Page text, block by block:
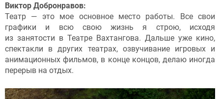
Виктор Добронравов:
Театр — это мое основное место работы. Все свои
графики и всю свою жизнь я строю, исходя
из занятости в Театре Вахтангова. Дальше уже кино,
спектакли в других театрах, озвучивание игровых и
анимационных фильмов, в конце концов, делаю иногда
перерыв на отдых.